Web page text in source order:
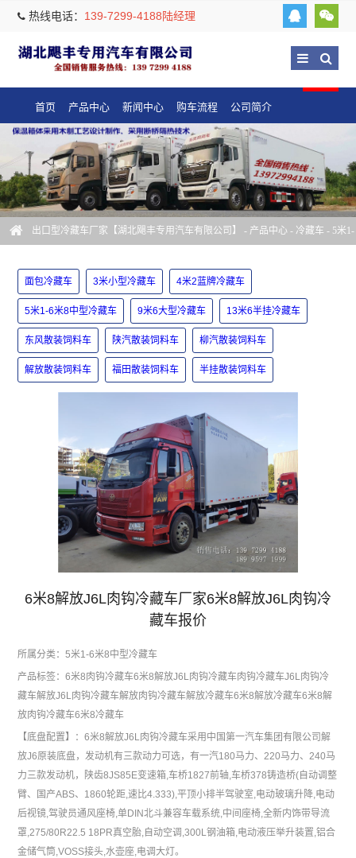
热线电话： 139-7299-4188陆经理
首页 产品中心 新闻中心 购车流程 公司简介
出口型冷藏车厂家【湖北飓丰专用汽车有限公司】 - 产品中心 - 冷藏车 - 5米1-
面包冷藏车 3米小型冷藏车 4米2蓝牌冷藏车
5米1-6米8中型冷藏车 9米6大型冷藏车 13米6半挂冷藏车
东风散装饲料车 陕汽散装饲料车 柳汽散装饲料车
解放散装饲料车 福田散装饲料车 半挂散装饲料车
6米8解放J6L肉钩冷藏车厂家6米8解放J6L肉钩冷
藏车报价
所属分类：5米1-6米8中型冷藏车
产品标签：6米8肉钩冷藏车6米8解放J6L肉钩冷藏车肉钩冷藏车J6L肉钩冷
藏车解放J6L肉钩冷藏车解放肉钩冷藏车解放冷藏车6米8解放冷藏车6米8解
放肉钩冷藏车6米8冷藏车
【底盘配置】：6米8解放J6L肉钩冷藏车采用中国第一汽车集团有限公司解
放J6原装底盘，发动机有三款动力可选，有一汽180马力、220马力、240马
力三款发动机，陕齿8JS85E变速箱,车桥1827前轴,车桥378铸造桥(自动调整
臂、国产ABS、1860轮距,速比4.333),平顶小排半驾驶室,电动玻璃升降,电动
后视镜,驾驶员通风座椅,单DIN北斗兼容车载系统,中间座椅,全新内饰带导流
罩,275/80R22.5 18PR真空胎,自动空调,300L钢油箱,电动液压举升装置,铝合
金储气筒,VOSS接头,水壶座,电调大灯。